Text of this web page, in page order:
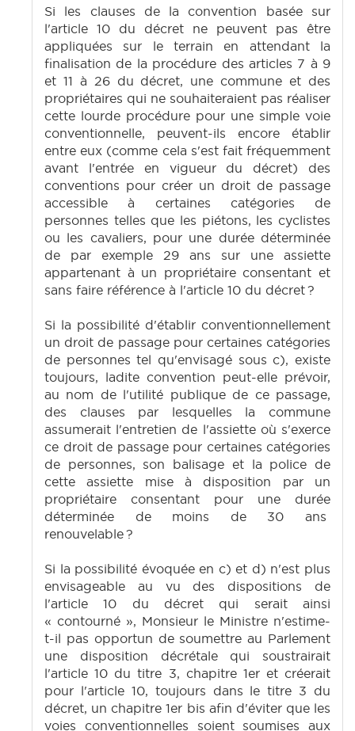
Si les clauses de la convention basée sur
l'article 10 du décret ne peuvent pas être
appliquées sur le terrain en attendant la
finalisation de la procédure des articles 7 à 9
et 11 à 26 du décret, une commune et des
propriétaires qui ne souhaiteraient pas réaliser
cette lourde procédure pour une simple voie
conventionnelle, peuvent-ils encore établir
entre eux (comme cela s'est fait fréquemment
avant l'entrée en vigueur du décret) des
conventions pour créer un droit de passage
accessible à certaines catégories de
personnes telles que les piétons, les cyclistes
ou les cavaliers, pour une durée déterminée
de par exemple 29 ans sur une assiette
appartenant à un propriétaire consentant et
sans faire référence à l'article 10 du décret ?
Si la possibilité d'établir conventionnellement
un droit de passage pour certaines catégories
de personnes tel qu'envisagé sous c), existe
toujours, ladite convention peut-elle prévoir,
au nom de l'utilité publique de ce passage,
des clauses par lesquelles la commune
assumerait l'entretien de l'assiette où s'exerce
ce droit de passage pour certaines catégories
de personnes, son balisage et la police de
cette assiette mise à disposition par un
propriétaire consentant pour une durée
déterminée de moins de 30 ans
renouvelable ?
Si la possibilité évoquée en c) et d) n'est plus
envisageable au vu des dispositions de
l'article 10 du décret qui serait ainsi
« contourné », Monsieur le Ministre n'estime-
t-il pas opportun de soumettre au Parlement
une disposition décrétale qui soustrairait
l'article 10 du titre 3, chapitre 1er et créerait
pour l'article 10, toujours dans le titre 3 du
décret, un chapitre 1er bis afin d'éviter que les
voies conventionnelles soient soumises aux